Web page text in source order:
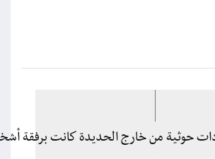
حوثية من خارج الحديدة كانت برفقة